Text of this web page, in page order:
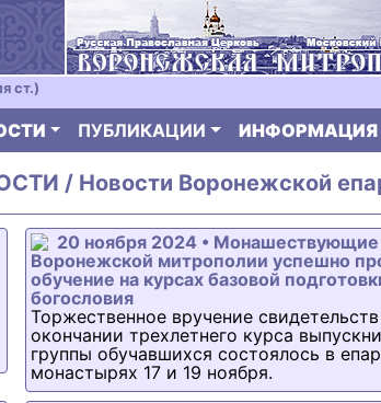
ст.)
ПУБЛИКАЦИИ ИНФОРМАЦИЯ
/ Новости Воронежской
20 ноября 2024 • Монашествующие
Воронежской митрополии успешно
обучение на курсах базовой
богословия
Торжественное вручение
окончании трехлетнего курса
группы обучавшихся состоялось в
монастырях 17 и 19 ноября.